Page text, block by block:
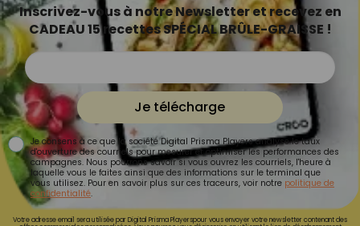
Inscrivez-vous à notre Newsletter et recevez en
CADEAU 15 recettes SPÉCIAL BRÛLE-GRAISSE !
Je télécharge
Je consens à ce que la société Digital Prisma Players analyse le taux
d'ouverture des courriels pour mesurer et optimiser les performances des
campagnes. Nous pourrons savoir si vous ouvrez les courriels, l'heure à
laquelle vous le faites ainsi que des informations sur le terminal que
vous utilisez. Pour en savoir plus sur ces traceurs, voir notre politique de
confidentialité.
Votre adresse email sera utilisée par Digital Prisma Playerspour vous envoyer votre newsletter contenant des